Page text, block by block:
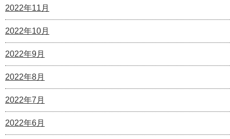
2022年11月
2022年10月
2022年9月
2022年8月
2022年7月
2022年6月